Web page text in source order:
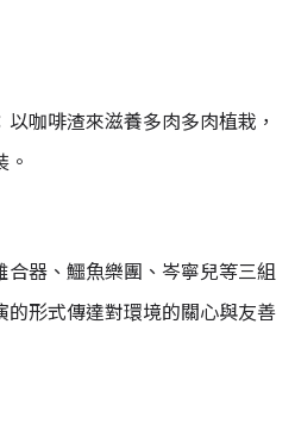
以咖啡渣來滋養多肉多肉植栽，
。
合器、鱷魚樂團、岑寧兒等三組
的形式傳達對環境的關心與友善